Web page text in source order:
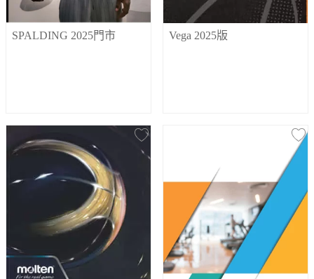
SPALDING 2025門市 Vega 2025版